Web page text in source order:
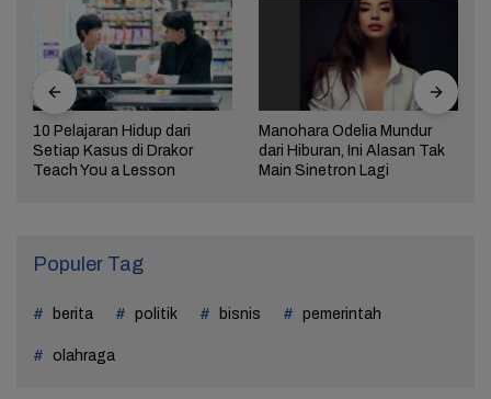
10 Pelajaran Hidup dari
Setiap Kasus di Drakor
Teach You a Lesson
Manohara Odelia Mundur
dari Hiburan, Ini Alasan Tak
Main Sinetron Lagi
Populer Tag
berita politik bisnis pemerintah
olahraga